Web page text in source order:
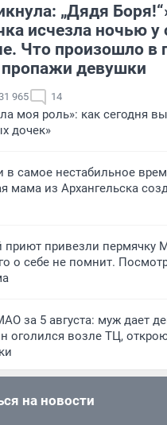
„Дядя
исчезла ночью у
Что произошло в
девушки
965 14
моя роль»: как сегодня
дочек»
самое нестабильное
мама из Архангельска
привезли пермячку
о себе не помнит.
за 5 августа: муж дает
оголился возле ТЦ,
на новости